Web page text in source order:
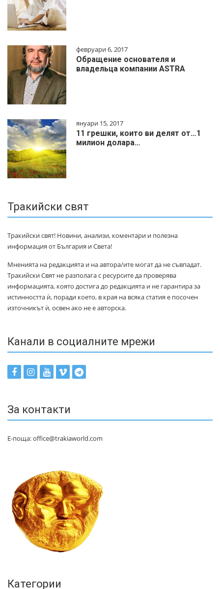
февруари 6, 2017
Обращение основателя и
владельца компании ASTRA
януари 15, 2017
11 грешки, които ви делят от…1
милиoн дoлapa…
Тракийски свят
Тракийски свят! Новини, анализи, коментари и полезна
информация от България и Света!
Мненията на редакцията и на автора/ите могат да не съвпадат.
Тракийски Свят не разполага с ресурсите да проверява
информацията, която достига до редакцията и не гарантира за
истинността ѝ, поради което, в края на всяка статия е посочен
източникът ѝ, освен ако не е авторска.
Канали в социалните мрежи
За контакти
Е-поща: office@trakiaworld.com
Категории